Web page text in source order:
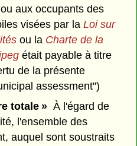
aux occupants des
visées par la Loi sur
ou la Charte de la
était payable à titre
de la présente
assessment")
totale »À l'égard de
l'ensemble des
auquel sont soustraits